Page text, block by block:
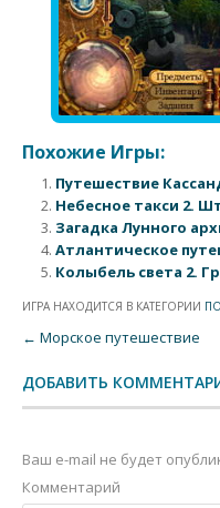
Похожие Игры:
Путешествие
Небесное такси 2.
Загадка Лунного
Атлантическое
Колыбель света 2.
ИГРА НАХОДИТСЯ В КАТЕГОРИИ
Post navigation
← Морское путешествие
ДОБАВИТЬ
Ваш e-mail не будет
Комментарий